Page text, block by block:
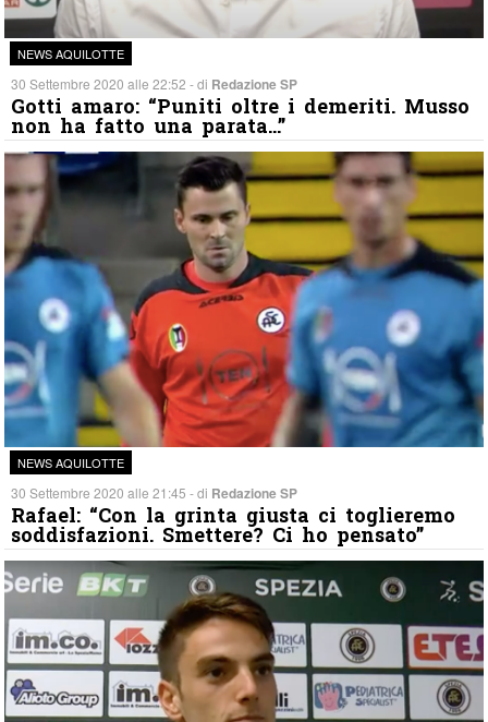
NEWS AQUILOTTE
30 Settembre 2020 alle 22:52 - di Redazione SP
Gotti amaro: “Puniti oltre i demeriti. Musso
non ha fatto una parata…”
NEWS AQUILOTTE
30 Settembre 2020 alle 21:45 - di Redazione SP
Rafael: “Con la grinta giusta ci toglieremo
soddisfazioni. Smettere? Ci ho pensato”